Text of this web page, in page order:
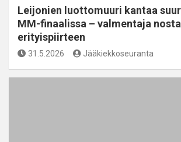
Leijonien luottomuuri kantaa
MM-finaalissa – valmentaja
erityispiirteen
31.5.2026 Jääkiekkoseuranta